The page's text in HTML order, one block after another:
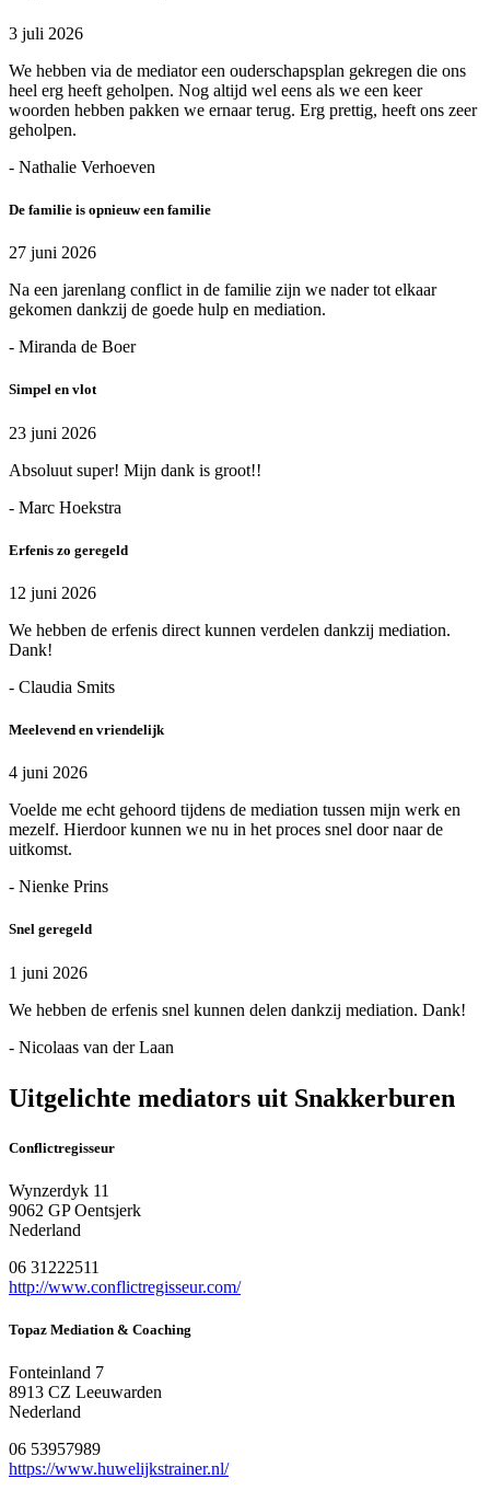
3 juli 2026
We hebben via de mediator een ouderschapsplan gekregen die ons
heel erg heeft geholpen. Nog altijd wel eens als we een keer
woorden hebben pakken we ernaar terug. Erg prettig, heeft ons zeer
geholpen.
- Nathalie Verhoeven
De familie is opnieuw een familie
27 juni 2026
Na een jarenlang conflict in de familie zijn we nader tot elkaar
gekomen dankzij de goede hulp en mediation.
- Miranda de Boer
Simpel en vlot
23 juni 2026
Absoluut super! Mijn dank is groot!!
- Marc Hoekstra
Erfenis zo geregeld
12 juni 2026
We hebben de erfenis direct kunnen verdelen dankzij mediation.
Dank!
- Claudia Smits
Meelevend en vriendelijk
4 juni 2026
Voelde me echt gehoord tijdens de mediation tussen mijn werk en
mezelf. Hierdoor kunnen we nu in het proces snel door naar de
uitkomst.
- Nienke Prins
Snel geregeld
1 juni 2026
We hebben de erfenis snel kunnen delen dankzij mediation. Dank!
- Nicolaas van der Laan
Uitgelichte mediators uit Snakkerburen
Conflictregisseur
Wynzerdyk 11
9062 GP Oentsjerk
Nederland
06 31222511
http://www.conflictregisseur.com/
Topaz Mediation & Coaching
Fonteinland 7
8913 CZ Leeuwarden
Nederland
06 53957989
https://www.huwelijkstrainer.nl/